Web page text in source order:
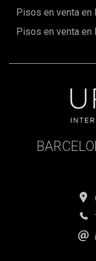
Pisos en venta en
Pisos en venta en